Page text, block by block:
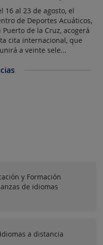
16 al 23 de agosto, el
de Deportes Acuáticos,
Puerto de la Cruz, acogerá
cita internacional, que
a veinte sele...
y Formación
de idiomas
a distancia